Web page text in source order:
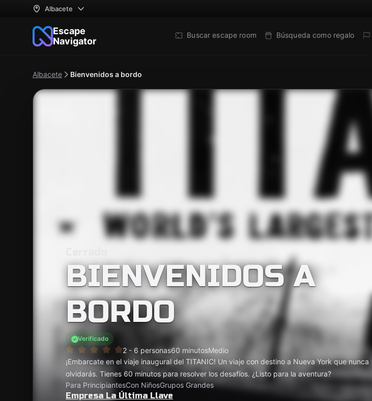
Albacete
Escape
Navigator
Buscar escape room Búsqueda como regalo
Albacete Bienvenidos a bordo
BIENVENIDOS A
BORDO
Verificado
2 - 6 personas60 minutosMedio
¡Embarcate en el viaje inaugural del TITANIC! Un viaje con destino a Nueva York que nunca
olvidarás. Tienes 60 minutos para resolver los desafíos. ¿Listo para la aventura?
Para PrincipiantesCon NiñosGrupos Grandes
Empresa La Última Llave